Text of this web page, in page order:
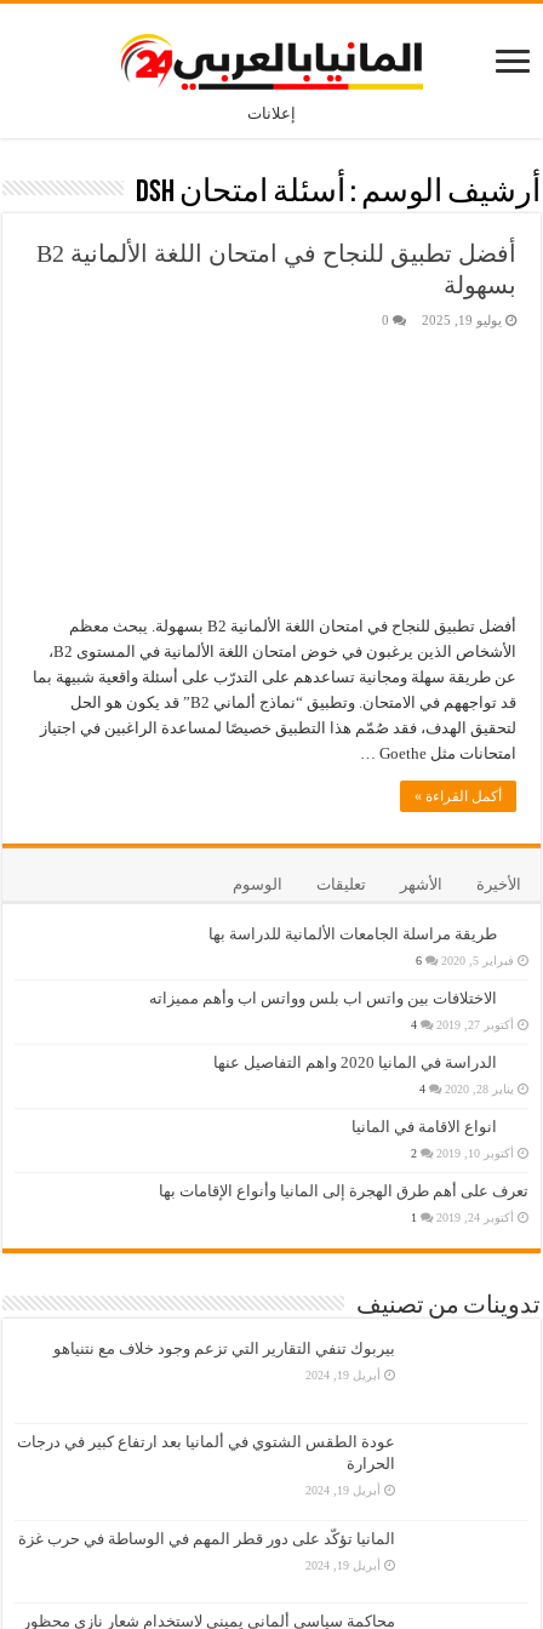
إعلانات
أرشيف الوسم : أسئلة امتحان DSH
أفضل تطبيق للنجاح في امتحان اللغة الألمانية B2
بسهولة
يوليو 19, 2025 0
أفضل تطبيق للنجاح في امتحان اللغة الألمانية B2 بسهولة. يبحث معظم
الأشخاص الذين يرغبون في خوض امتحان اللغة الألمانية في المستوى B2،
عن طريقة سهلة ومجانية تساعدهم على التدرّب على أسئلة واقعية شبيهة بما
قد تواجههم في الامتحان. وتطبيق “نماذج ألماني B2” قد يكون هو الحل
لتحقيق الهدف، فقد صُمّم هذا التطبيق خصيصًا لمساعدة الراغبين في اجتياز
امتحانات مثل Goethe …
أكمل القراءة »
الأخيرة الأشهر تعليقات الوسوم
طريقة مراسلة الجامعات الألمانية للدراسة بها
فبراير 5, 2020 6
الاختلافات بين واتس اب بلس وواتس اب وأهم مميزاته
أكتوبر 27, 2019 4
الدراسة في المانيا 2020 واهم التفاصيل عنها
يناير 28, 2020 4
انواع الاقامة في المانيا
أكتوبر 10, 2019 2
تعرف على أهم طرق الهجرة إلى المانيا وأنواع الإقامات بها
أكتوبر 24, 2019 1
تدوينات من تصنيف
بيربوك تنفي التقارير التي تزعم وجود خلاف مع نتنياهو
أبريل 19, 2024
عودة الطقس الشتوي في ألمانيا بعد ارتفاع كبير في درجات
الحرارة
أبريل 19, 2024
المانيا تؤكّد على دور قطر المهم في الوساطة في حرب غزة
أبريل 19, 2024
محاكمة سياسي ألماني يميني لاستخدام شعار نازي محظور